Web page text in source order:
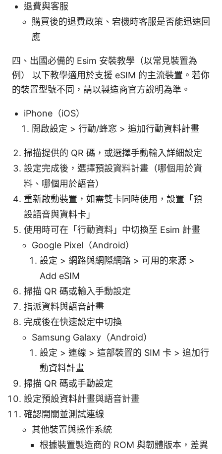
退費與客服
購買後的退費政策、宕機時客服是否能迅速回
應
四、出國必備的 Esim 安裝教學（以常見裝置為
例） 以下教學適用於支援 eSIM 的主流裝置。若你
的裝置型號不同，請以製造商官方說明為準。
iPhone（iOS）
開啟設定 > 行動/蜂窓 > 追加行動資料計畫
掃描提供的 QR 碼，或選擇手動輸入詳細設定
設定完成後，選擇預設資料計畫（哪個用於資
料、哪個用於語音）
重新啟動裝置，如需雙卡同時使用，設置「預
設語音與資料卡」
使用時可在「行動資料」中切換至 Esim 計畫
Google Pixel（Android）
設定 > 網路與網際網路 > 可用的來源 >
Add eSIM
掃描 QR 碼或輸入手動設定
指派資料與語音計畫
完成後在快速設定中切換
Samsung Galaxy（Android）
設定 > 連線 > 這部裝置的 SIM 卡 > 追加行
動資料計畫
掃描 QR 碼或手動設定
設定預設資料計畫與語音計畫
確認開關並測試連線
其他裝置與操作系統
根據裝置製造商的 ROM 與韌體版本，差異